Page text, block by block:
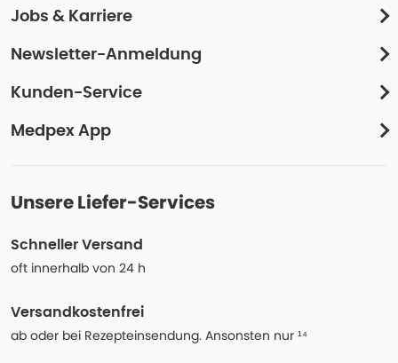
Jobs & Karriere
Newsletter-Anmeldung
Kunden-Service
Medpex App
Unsere Liefer-Services
Schneller Versand
oft innerhalb von 24 h
Versandkostenfrei
ab oder bei Rezepteinsendung. Ansonsten nur ¹⁴